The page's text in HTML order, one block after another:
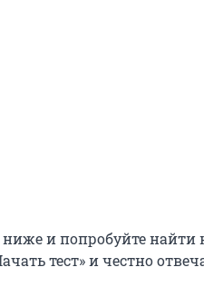
и попробуйте найти
тест» и честно